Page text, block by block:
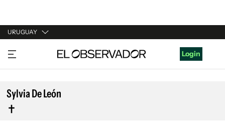
URUGUAY
URUGUAY
ARGENTINA
ESPAÑA
ESTADOS UNIDOS
Login
Sylvia De León